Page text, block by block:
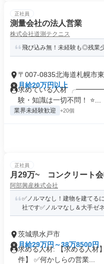
正社員
測量会社の法人営業
株式会社道測テクニス
飛び込み無！未経験も◎残業
〒007-0835北海道札幌市
月給20万円以上
求めている人材
験・知識は一切不問！ ⭐...
業界未経験歓迎 +20個
正社員
月29万~ コンクリート
阿部興産株式会社
✅ノルマなし！建物を建てる
社です✅ノルマなし＆大手ゼ
茨城県水戸市
月給29万円～38万8500円
求める人材: 【求める人材
件】 ✅何かしらの営業...